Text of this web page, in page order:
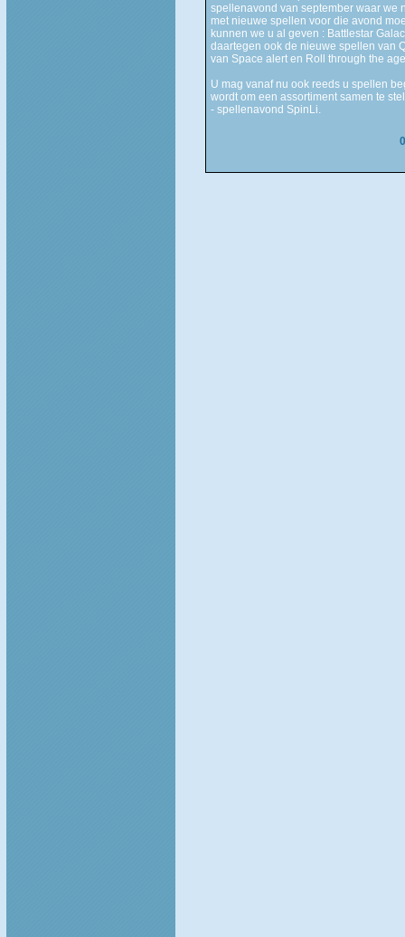
spellenavond van september waar we
met nieuwe spellen voor die avond
kunnen we u al geven : Battlestar
daartegen ook de nieuwe spellen van
van Space alert en Roll through the
U mag vanaf nu ook reeds u spellen
wordt om een assortiment samen te
- spellenavond SpinLi.